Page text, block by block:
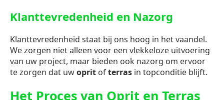
Klanttevredenheid en Nazorg
Klanttevredenheid staat bij ons hoog in het vaandel.
We zorgen niet alleen voor een vlekkeloze uitvoering
van uw project, maar bieden ook nazorg om ervoor
te zorgen dat uwoprit ofterras in topconditie blijft.
Het Proces van Oprit en Terras